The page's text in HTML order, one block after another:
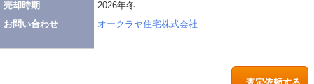
売却時期
お問い合わせ
2026年冬
オークラヤ住宅株式会社